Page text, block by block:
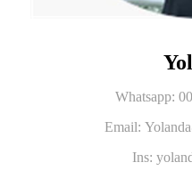
Whatsapp:
Email:
Ins: